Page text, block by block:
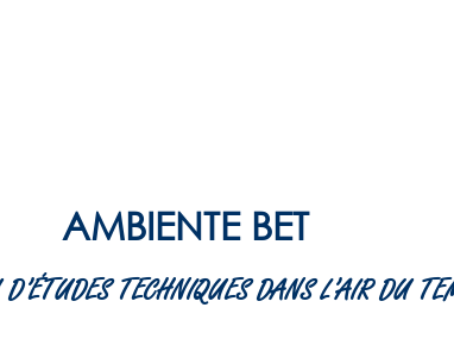
AMBIENTE BET
TECHNIQUES DANS L’AIR DU